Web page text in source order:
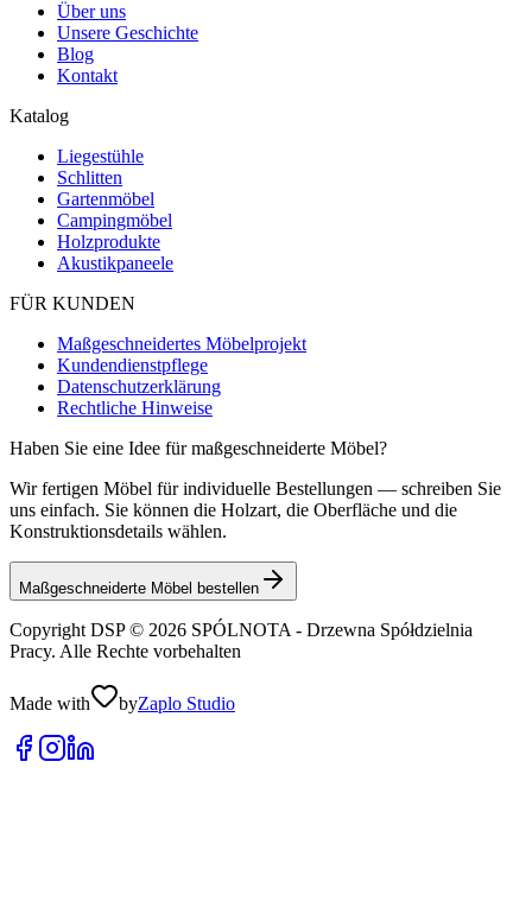
Über uns
Unsere Geschichte
Blog
Kontakt
Katalog
Liegestühle
Schlitten
Gartenmöbel
Campingmöbel
Holzprodukte
Akustikpaneele
FÜR KUNDEN
Maßgeschneidertes Möbelprojekt
Kundendienstpflege
Datenschutzerklärung
Rechtliche Hinweise
Haben Sie eine Idee für maßgeschneiderte Möbel?
Wir fertigen Möbel für individuelle Bestellungen — schreiben Sie
uns einfach. Sie können die Holzart, die Oberfläche und die
Konstruktionsdetails wählen.
Maßgeschneiderte Möbel bestellen
Copyright DSP © 2026 SPÓLNOTA - Drzewna Spółdzielnia
Pracy. Alle Rechte vorbehalten
Made with byZaplo Studio